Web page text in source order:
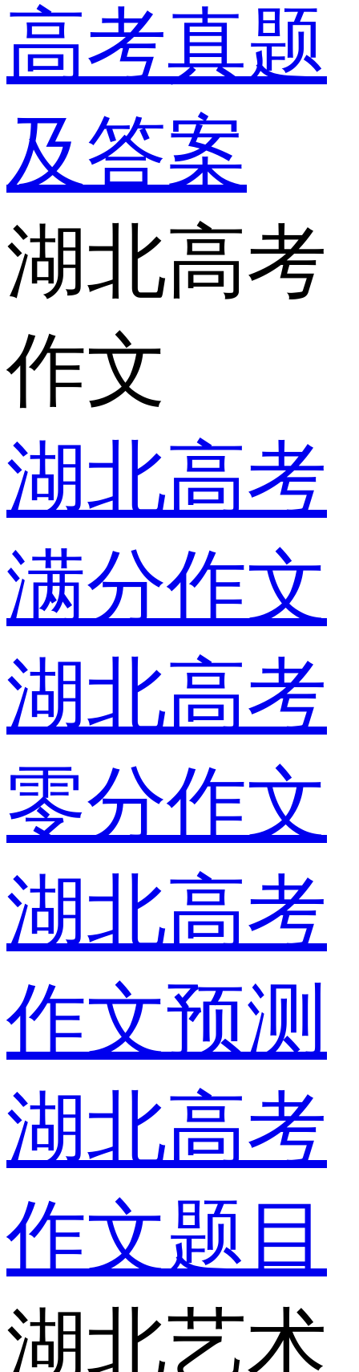
高考真题
及答案
湖北高考
作文
湖北高考
满分作文
湖北高考
零分作文
湖北高考
作文预测
湖北高考
作文题目
湖北艺术